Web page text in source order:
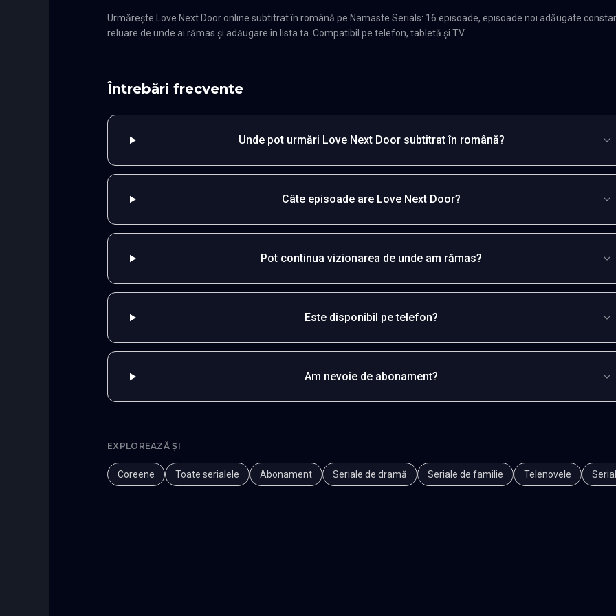
Urmărește Love Next Door online subtitrat în română pe Namaste Serials: 16 episoade, episoade noi adăugate
reluare de unde ai rămas și adăugare în lista ta. Compatibil pe telefon, tabletă și TV.
Întrebări frecvente
Unde pot urmări Love Next Door subtitrat în română?
Câte episoade are Love Next Door?
Pot continua vizionarea de unde am rămas?
Este disponibil pe telefon?
Am nevoie de abonament?
EXPLOREAZĂ ȘI
Coreene Toate serialele Abonament Seriale de dramă Seriale de familie Telenovele